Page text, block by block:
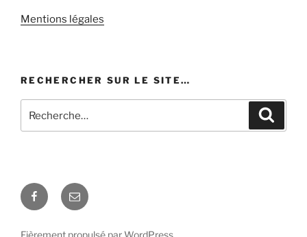
Mentions légales
RECHERCHER SUR LE SITE…
pour
Facebook
E-
mail